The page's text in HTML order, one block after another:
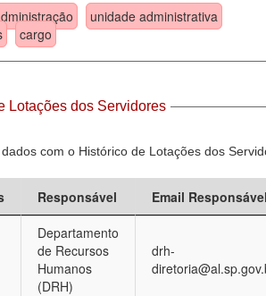
unidade administrativa
cargo
Lotações dos Servidores
com o Histórico de Lotações dos
Responsável
Email
Departamento
de Recursos
Humanos
(DRH)
drh-